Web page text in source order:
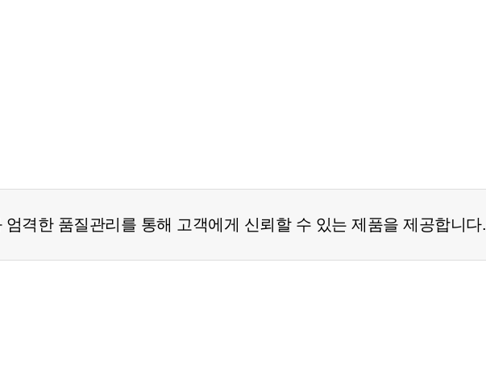
엄격한 품질관리를 통해 고객에게 신뢰할 수 있는 제품을 제공합니다.